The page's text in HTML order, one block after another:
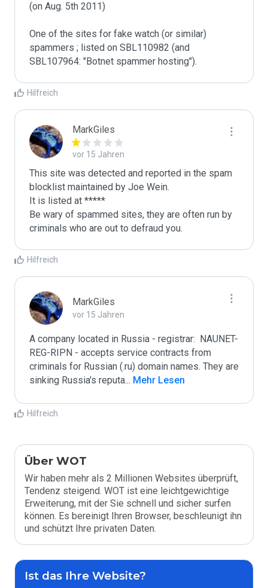
(on Aug. 5th 2011)
One of the sites for fake watch (or similar)
spammers ; listed on SBL110982 (and
SBL107964: "Botnet spammer hosting").
Hilfreich
MarkGiles
vor 15 Jahren
This site was detected and reported in the spam
blocklist maintained by Joe Wein.
It is listed at *****
Be wary of spammed sites, they are often run by
criminals who are out to defraud you.
Hilfreich
MarkGiles
vor 15 Jahren
A company located in Russia - registrar:  NAUNET-
REG-RIPN - accepts service contracts from
criminals for Russian (.ru) domain names. They are
sinking Russia's reputa... Mehr Lesen
Hilfreich
Über WOT
Wir haben mehr als 2 Millionen Websites überprüft,
Tendenz steigend. WOT ist eine leichtgewichtige
Erweiterung, mit der Sie schnell und sicher surfen
können. Es bereinigt Ihren Browser, beschleunigt ihn
und schützt Ihre privaten Daten.
Ist das Ihre Website?